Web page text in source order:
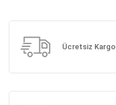
Ücretsiz Kargo